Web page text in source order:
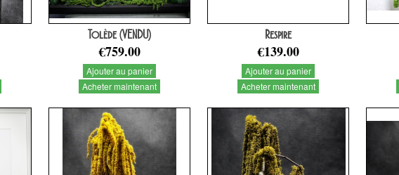
Tolède (VENDU)
€759.00
Ajouter au panier
Acheter maintenant
Respire
€139.00
Ajouter au panier
Acheter maintenant